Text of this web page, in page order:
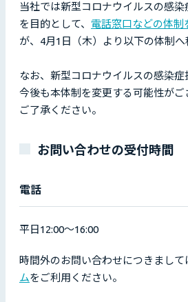
当社では新型コロナウイルスの感
を目的として、 電話窓口などの体制
が、4月1日（木）より以下の体制へ
なお、新型コロナウイルスの感染症
今後も本体制を変更する可能性がご
ご了承ください。
お問い合わせの受付時間
電話
平日12:00〜16:00
時間外のお問い合わせにつきまして
ムをご利用ください。